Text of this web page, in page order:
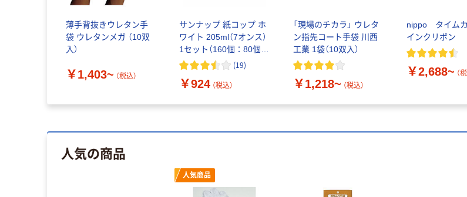
薄手背抜きウレタン手
袋 ウレタンメガ （10双
入）
￥1,403~ （税込）
サンナップ 紙コップ ホ
ワイト 205ml（7オンス）
1セット（160個：80個入
×2箱）
(19)
￥924 （税込）
「現場のチカラ」 ウレタ
ン指先コート手袋 川西
工業 1袋（10双入）
￥1,218~ （税込）
nippo タイム
インクリボン
￥2,688~ （
人気の商品
人気商品